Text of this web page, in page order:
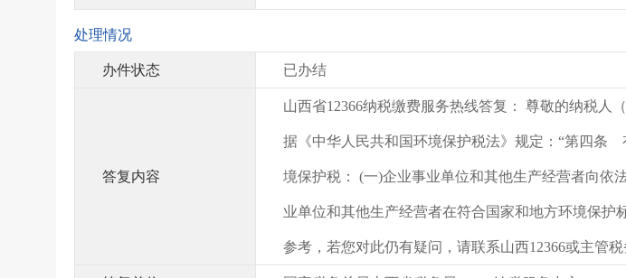
处理情况
办件状态 已办结
答复内容
山西省12366纳税缴费服务热线答复： 尊敬的纳税人
据《中华人民共和国环境保护税法》规定：“第四条
境保护税： (一)企业事业单位和其他生产经营者向依
业单位和其他生产经营者在符合国家和地方环境保
参考，若您对此仍有疑问，请联系山西12366或主管税